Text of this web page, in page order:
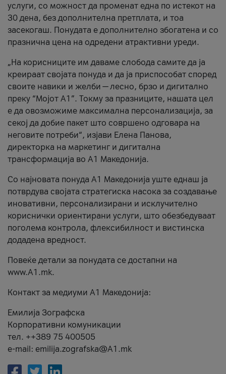
услуги, со можност да променат една по истекот на
30 дена, без дополнителна претплата, и тоа
засекогаш. Понудата е дополнително збогатена и со
празнична цена на одредени атрактивни уреди.
„На корисниците им даваме слобода самите да ја
креираат својата понуда и да ја приспособат според
своите навики и желби — лесно, брзо и дигитално
преку “Мојот А1”. Токму за празниците, нашата цел
е да овозможиме максимална персонализација, за
секој да добие пакет што совршено одговара на
неговите потреби“, изјави Елена Панова,
директорка на маркетинг и дигитална
трансформација во А1 Македонија.
Со најновата понуда А1 Македонија уште еднаш ја
потврдува својата стратегиска насока за создавање
иновативни, персонализирани и исклучително
кориснички ориентирани услуги, што обезбедуваат
поголема контрола, флексибилност и вистинска
додадена вредност.
Повеќе детали за понудата се достапни на
www.А1.mk.
Контакт за медиуми А1 Македонија:
Емилија Зографска
Корпоративни комуникации
тел. ++389 75 400505
e-mail: emilija.zografska@A1.mk